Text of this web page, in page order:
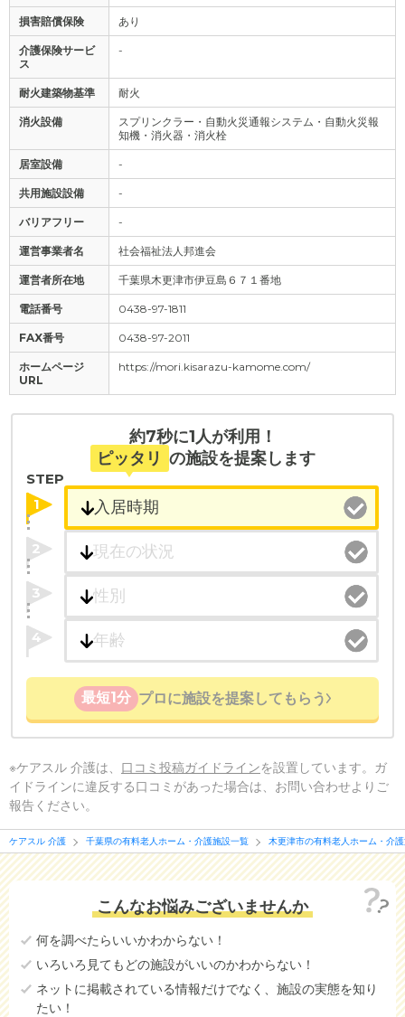
損害賠償保険 あり
介護保険サービ
ス
-
耐火建築物基準 耐火
消火設備
スプリンクラー・自動火災通報システム・自動火災報
知機・消火器・消火栓
居室設備 -
共用施設設備 -
バリアフリー -
運営事業者名 社会福祉法人邦進会
運営者所在地 千葉県木更津市伊豆島６７１番地
電話番号 0438-97-1811
FAX番号 0438-97-2011
ホームページ
URL
https://mori.kisarazu-kamome.com/
約7秒に1人が利用！
ピッタリ の施設を提案します
STEP
1
2
3
4
最短1分 プロに施設を提案してもらう
※ケアスル 介護は、 口コミ投稿ガイドラインを設置しています。ガ
イドラインに違反する口コミがあった場合は、お問い合わせよりご
報告ください。
ケアスル 介護 千葉県の有料老人ホーム・介護施設一覧 木更津市の有料老人ホーム・介
こんなお悩みございませんか
何を調べたらいいかわからない！
いろいろ見てもどの施設がいいのかわからない！
ネットに掲載されている情報だけでなく、施設の実態を知り
たい！